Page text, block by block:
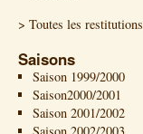
> Toutes les restitutions
Saisons
Saison 1999/2000
Saison2000/2001
Saison 2001/2002